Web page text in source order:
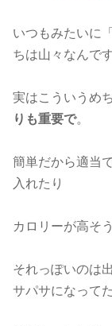
いつもみたいに
ちは山々なんで
実はこういうめ
りも重要で。
簡単だから適当
入れたり
カロリーが高そ
それっぽいのは
サパサになって